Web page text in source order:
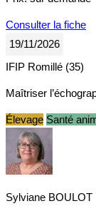
Consulter la fiche
19/11/2026
IFIP Romillé (35)
Maîtriser
Élevage Santé
Sylviane BOULOT